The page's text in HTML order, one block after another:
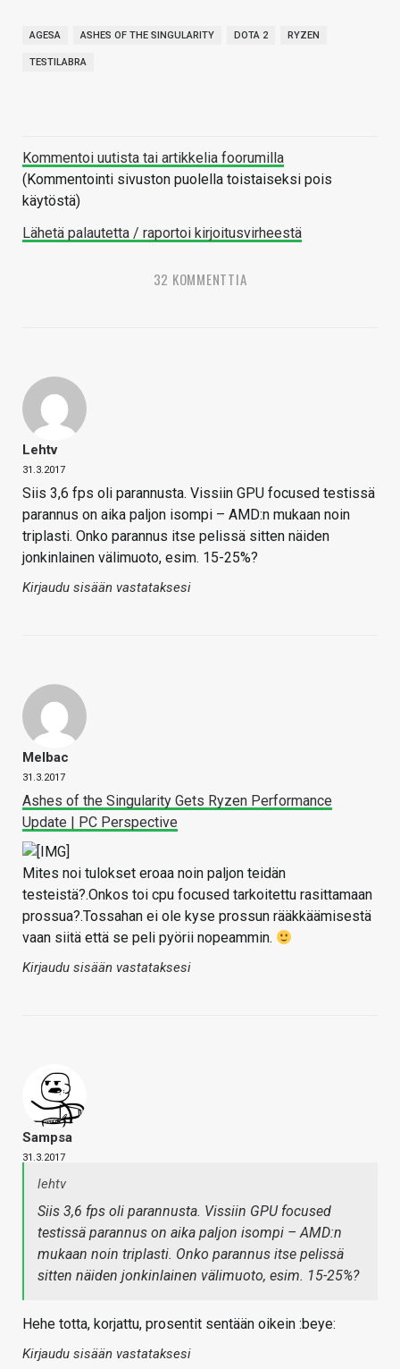
AGESA ASHES OF THE SINGULARITY DOTA 2 RYZEN
TESTILABRA
Kommentoi uutista tai artikkelia foorumilla
(Kommentointi sivuston puolella toistaiseksi pois
käytöstä)
Lähetä palautetta / raportoi kirjoitusvirheestä
32 KOMMENTTIA
Lehtv
31.3.2017
Siis 3,6 fps oli parannusta. Vissiin GPU focused testissä
parannus on aika paljon isompi – AMD:n mukaan noin
triplasti. Onko parannus itse pelissä sitten näiden
jonkinlainen välimuoto, esim. 15-25%?
Kirjaudu sisään vastataksesi
Melbac
31.3.2017
Ashes of the Singularity Gets Ryzen Performance
Update | PC Perspective
Mites noi tulokset eroaa noin paljon teidän
testeistä?.Onkos toi cpu focused tarkoitettu rasittamaan
prossua?.Tossahan ei ole kyse prossun rääkkäämisestä
vaan siitä että se peli pyörii nopeammin.
Kirjaudu sisään vastataksesi
Sampsa
31.3.2017
lehtv
Siis 3,6 fps oli parannusta. Vissiin GPU focused
testissä parannus on aika paljon isompi – AMD:n
mukaan noin triplasti. Onko parannus itse pelissä
sitten näiden jonkinlainen välimuoto, esim. 15-25%?
Hehe totta, korjattu, prosentit sentään oikein :beye:
Kirjaudu sisään vastataksesi